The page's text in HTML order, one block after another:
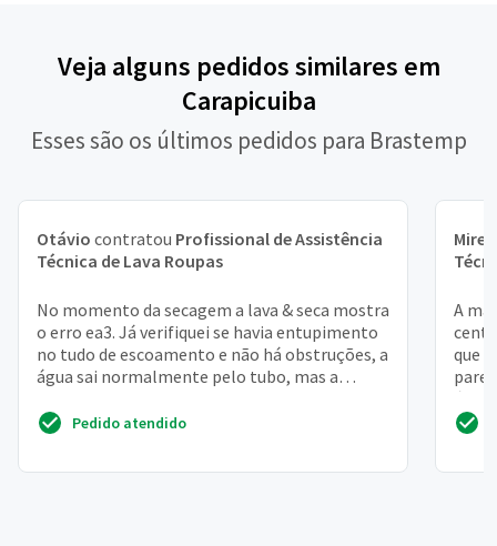
Veja alguns pedidos similares em
Carapicuiba
Esses são os últimos pedidos para Brastemp
Otávio contratou Profissional de Assistência
Técnica de Lava Roupas
No momento da secagem a lava & seca mostra
o erro ea3. Já verifiquei se havia entupimento
no tudo de escoamento e não há obstruções, a
água sai normalmente pelo tubo, mas a
Pedido atendido
A
que